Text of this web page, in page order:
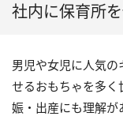
社内に保育所
男児や女児に人気の
せるおもちゃを多
娠・出産にも理解が